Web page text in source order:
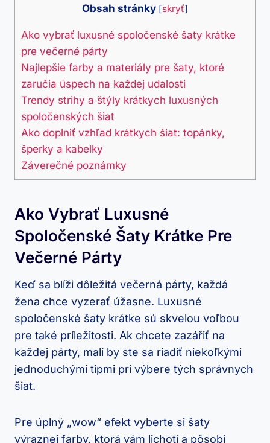
Obsah stránky [skryť]
Ako vybrať luxusné spoločenské šaty krátke
pre večerné párty
Najlepšie farby a materiály pre šaty, ktoré
zaručia úspech na každej udalosti
Trendy strihy a štýly krátkych luxusných
spoločenských šiat
Ako doplniť vzhľad krátkych šiat: topánky,
šperky a kabelky
Záverečné poznámky
Ako Vybrať Luxusné
Spoločenské Šaty Krátke Pre
Večerné Párty
Keď sa blíži dôležitá večerná párty, každá
žena chce vyzerať úžasne. Luxusné
spoločenské šaty krátke sú skvelou voľbou
pre také príležitosti. Ak chcete zazářiť na
každej párty, mali by ste sa riadiť niekoľkými
jednoduchými tipmi pri výbere tých správnych
šiat.
Pre úplný „wow“ efekt vyberte si šaty
výraznej farby, ktorá vám lichotí a pôsobí